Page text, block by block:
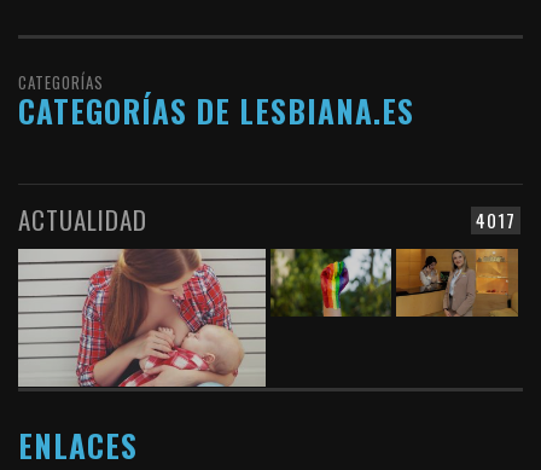
CATEGORÍAS
CATEGORÍAS DE LESBIANA.ES
4017
ACTUALIDAD
ENLACES